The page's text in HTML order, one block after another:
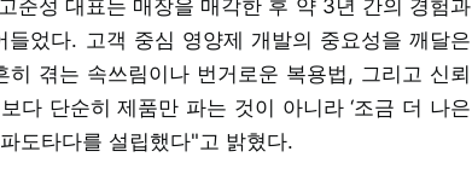
준성 대표는 매장을 매각한 후 약 3년 간의 경험과
었다. 고객 중심 영양제 개발의 중요성을 깨달은
겪는 속쓰림이나 번거로운 복용법, 그리고 신뢰
다 단순히 제품만 파는 것이 아니라 ‘조금 더 나은
도타다를 설립했다"고 밝혔다.